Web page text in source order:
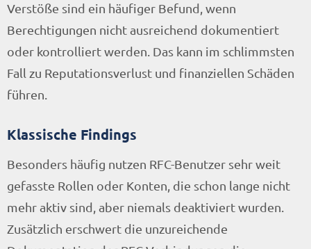
Verstöße sind ein häufiger Befund, wenn
Berechtigungen nicht ausreichend dokumentiert
oder kontrolliert werden. Das kann im schlimmsten
Fall zu Reputationsverlust und finanziellen Schäden
führen.
Klassische Findings
Besonders häufig nutzen RFC-Benutzer sehr weit
gefasste Rollen oder Konten, die schon lange nicht
mehr aktiv sind, aber niemals deaktiviert wurden.
Zusätzlich erschwert die unzureichende